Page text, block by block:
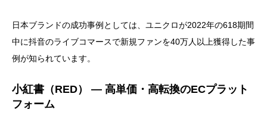
日本ブランドの成功事例としては、ユニクロが2022年の618期間
中に抖音のライブコマースで新規ファンを40万人以上獲得した事
例が知られています。
小紅書（RED） ― 高単価・高転換のECプラット
フォーム